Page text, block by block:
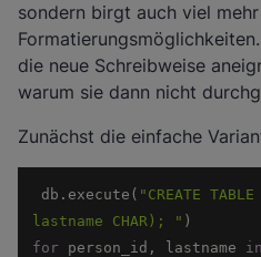
sondern birgt auch viel
die neue Schreibweise
warum sie dann nicht
Zunächst die einfache
db.execute( "CREATE
lastname CHAR); "
for person_id, lastname in